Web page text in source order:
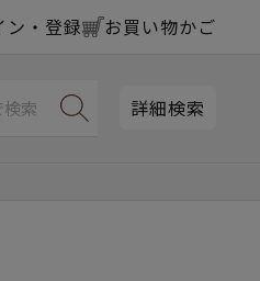
ン・登録 お買い物かご
詳細検索